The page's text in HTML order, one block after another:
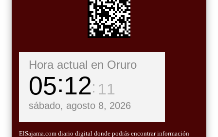
Hora actual en Oruro
05 12 13
sábado, agosto 8, 2026
ElSajama.com diario digital donde podrás encontrar información